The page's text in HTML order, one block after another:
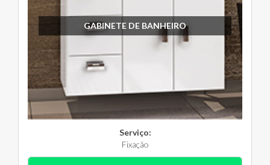
GABINETE DE BANHEIRO
Serviço:
Fixação